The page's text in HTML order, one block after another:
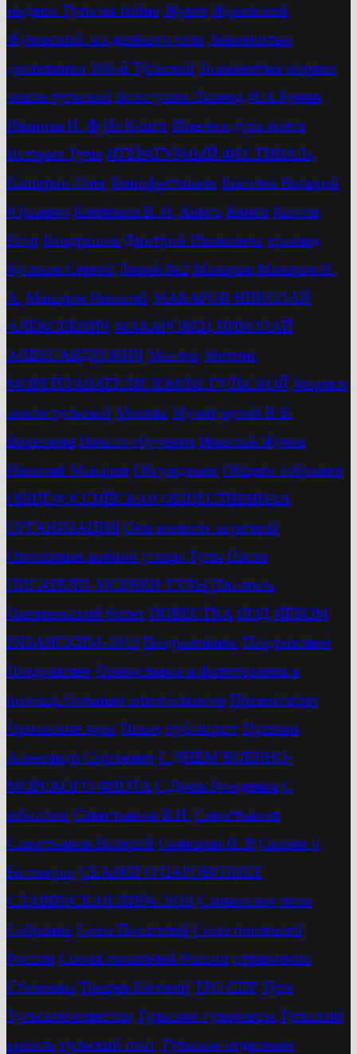
медики Тулы на войне Жуков Жуковский
Жуковский: из далёкого села Знаменитые
десантники 106-й Тульской Знаменитые моряки
земли тульской Золотухин Леонид И.А.Бунин
Иванова Н. Ф Из Книги Извечна духа маята
История Тулы ИТЕРАТУРНЫЙ ФЕСТИВАЛь
Каширин Олег Кинофестиваль Киселев Валерий
Юрьевич Клепиков В. И. Книга Книги Козлов
Егор Кондрашов Дмитрий Ивановича краевед
Куликов Сергей Лицей №2 Макаров Макаров Н.
А. Макаров Николай МАКАРОВ НИКОЛАЙ
АЛЕКСЕЕВИЧ МАКАРОВЕЦ НИКОЛАЙ
АЛЕКСАНДРОВИЧ Маслов Митинг
МОРЕПЛАВАТЕЛИ ЗЕМЛИ ТУЛЬСКОЙ Моряки
земли тульской Москва Музей музей В.В.
Вересаева Начало обучения Николай Жуков
Николай Макаров Обсуждение Общего собрания
ОБЩЕРОССИЙСКАЯ ОБЩЕСТВЕННАЯ
ОРГАНИЗАЦИЯ Они воевали за речкой
Опалённые войной улицы Тулы Пасха
ПИСАТЕЛИ-МОРЯКИ ТУЛЫ Писатель
Писательский билет ПОВЕСТКА ПОД НЕБОМ
РЯЗАНСКИМ-2019 Поздравление Поздравляем
Поздравляет Православие и фитотерапия в
помощь больным алкоголизмом Презентация
Приокские зори Псков публицист Пушкин
Александр Сергеевич С ДНЁМ ВОЕННО-
МОРСКОГО ФЛОТА С Днём Рождения С
юбиллем Савастьянов В.Н. Савостьянов
Савостьянов Валерий Синицын В. В Сказки о
Белозерке СКАЗКИ О ПАРОВОЗИКЕ
СЛАВЯНСКАЯ ЛИРА-2019 Словенское поле
Собрание Союз Писателей Союз писателей
России Союза писателей России справочник
Стечкины Трещев Евгений ТРО СПР Тула
Тульские известия Тульские суворовцы Тульский
кремль тульский поэт Тульское отделение